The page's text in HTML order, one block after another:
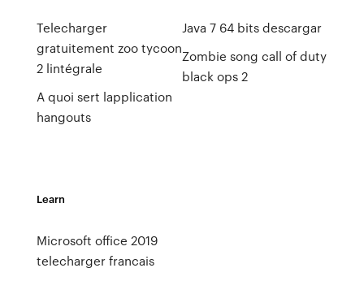
Telecharger
gratuitement zoo tycoon
2 lintégrale
A quoi sert lapplication
hangouts
Java 7 64 bits descargar
Zombie song call of duty
black ops 2
Learn
Microsoft office 2019
telecharger francais